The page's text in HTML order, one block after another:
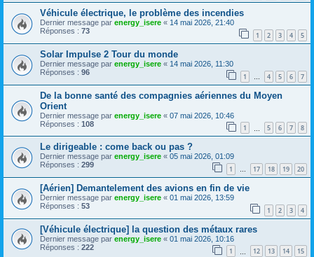
Véhicule électrique, le problème des incendies
Dernier message par energy_isere « 14 mai 2026, 21:40
Réponses : 73 1 2 3 4 5
Solar Impulse 2 Tour du monde
Dernier message par energy_isere « 14 mai 2026, 11:30
Réponses : 96 1 … 4 5 6 7
De la bonne santé des compagnies aériennes du Moyen
Orient
Dernier message par energy_isere « 07 mai 2026, 10:46
Réponses : 108 1 5 6 7 8
Le dirigeable : come back ou pas ?
Dernier message par energy_isere « 05 mai 2026, 01:09
Réponses : 299 1 … 17 18 19 20
[Aérien] Demantelement des avions en fin de vie
Dernier message par energy_isere « 01 mai 2026, 13:59
Réponses : 53 1 2 3 4
[Véhicule électrique] la question des métaux rares
Dernier message par energy_isere « 01 mai 2026, 10:16
Réponses : 222 1 12 13 14 15